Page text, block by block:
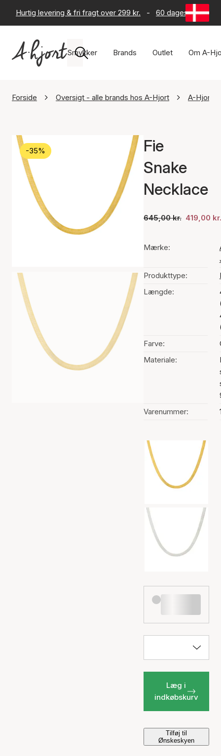
Hurtig levering & fri fragt over 299 kr. - 60 dages returret
Smykker Brands Outlet Om A-
Forside Oversigt - alle brands hos A-Hjort A-Hjort
-35%
Fie
Snake
Necklace
645,00 kr. 419,00 kr.
Mærke:
Produkttype:
Længde:
Farve:
Materiale:
Varenummer:
Valg af farve
Læg i
indkøbskurv
Tilføj til
Ønskeskyen